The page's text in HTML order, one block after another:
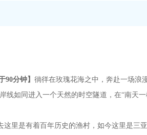
90分钟】 徜徉在玫瑰花海之中，奔赴一场浪
线如同进入一个天然的时空隧道，在“南天
这里是有着百年历史的渔村，如今这里是三